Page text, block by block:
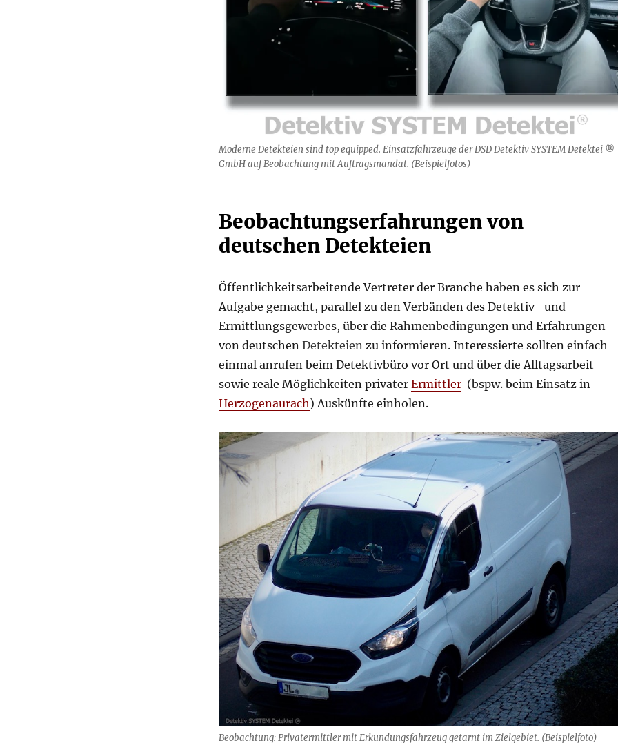
Moderne Detekteien sind top equipped. Einsatzfahrzeuge der DSD Detektiv SYSTEM Detektei ®
GmbH auf Beobachtung mit Auftragsmandat. (Beispielfotos)
Beobachtungserfahrungen von
deutschen Detekteien
Öffentlichkeitsarbeitende Vertreter der Branche haben es sich zur
Aufgabe gemacht, parallel zu den Verbänden des Detektiv- und
Ermittlungsgewerbes, über die Rahmenbedingungen und Erfahrungen
von deutschen Detekteienzu informieren. Interessierte sollten einfach
einmal anrufen beim Detektivbüro vor Ort und über die Alltagsarbeit
sowie reale Möglichkeiten privater Ermittler(bspw. beim Einsatz in
Herzogenaurach) Auskünfte einholen.
Beobachtung: Privatermittler mit Erkundungsfahrzeug getarnt im Zielgebiet. (Beispielfoto)